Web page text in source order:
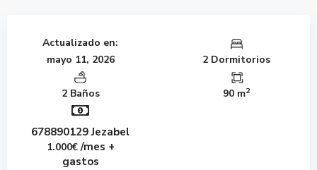
Actualizado en:
mayo 11, 2026
2 Dormitorios
2 Baños 90 m2
678890129 Jezabel
1.000€/mes +
gastos